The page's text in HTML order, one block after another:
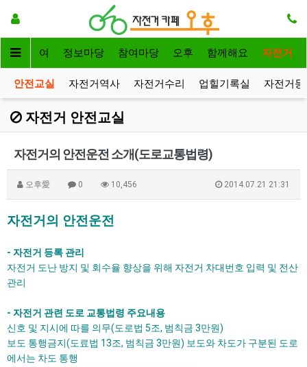
전거대여 정보마당 참여마당 오후 함께해요 자전거
안전교실 자전거역사 자전거수리 업힐기록실 자전거
자전거 안전교실
자전거의 안전운전 소개(도로교통법령)
오후愛 0 10,456 2014.07.21 21:31
자전거의 안전운전
- 자전거 등록 관리
자전거 도난 방지 및 회수율 향상을 위해 자전거 차대번호 입력 및 전산
관리
- 자전거 관련 도로 교통법령 주요내용
신호 및 지시에 따를 의무(도로법 5조, 범칙금 3만원)
보도 통행금지(도료법 13조, 범칙금 3만원) 보도와 차도가 구분된 도로
에서는 차도 통행